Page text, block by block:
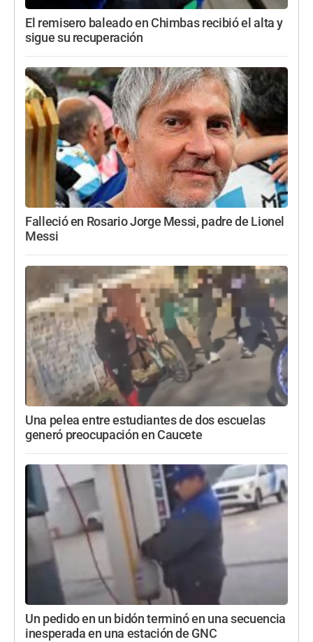
El remisero baleado en Chimbas recibió el alta y
sigue su recuperación
Falleció en Rosario Jorge Messi, padre de Lionel
Messi
Una pelea entre estudiantes de dos escuelas
generó preocupación en Caucete
Un pedido en un bidón terminó en una secuencia
inesperada en una estación de GNC